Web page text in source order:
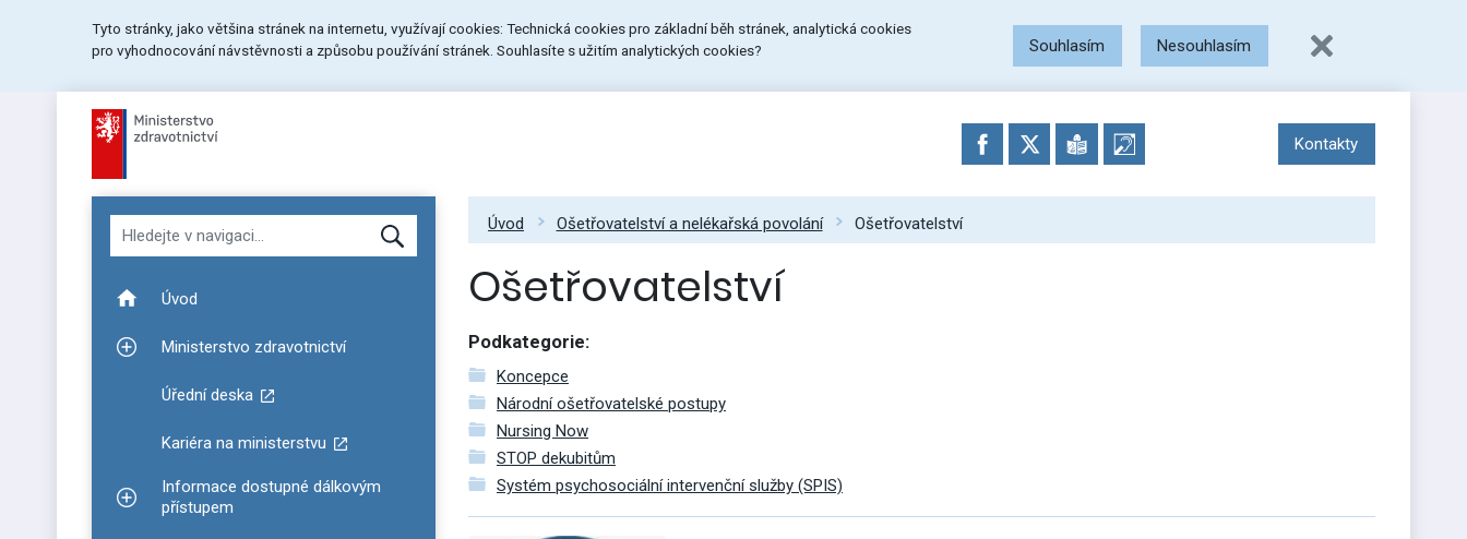
Tyto stránky, jako většina stránek na internetu, využívají cookies: Technická cookies pro základní běh stránek, analytická cookies
pro vyhodnocování návstěvnosti a způsobu používání stránek. Souhlasíte s užitím analytických cookies?
Souhlasím Nesouhlasím
Kontakty
Hledat v navigaci
Úvod
Zobrazit podmenu pro Ministerstvo zdravotnictví
Ministerstvo zdravotnictví
Úřední deska
Kariéra na ministerstvu
Zobrazit podmenu pro Informace dostupné dálkovým přístupem
Informace dostupné dálkovým
přístupem
Úvod Ošetřovatelství a nelékařská povolání Ošetřovatelství
Ošetřovatelství
Podkategorie:
Koncepce
Národní ošetřovatelské postupy
Nursing Now
STOP dekubitům
Systém psychosociální intervenční služby (SPIS)